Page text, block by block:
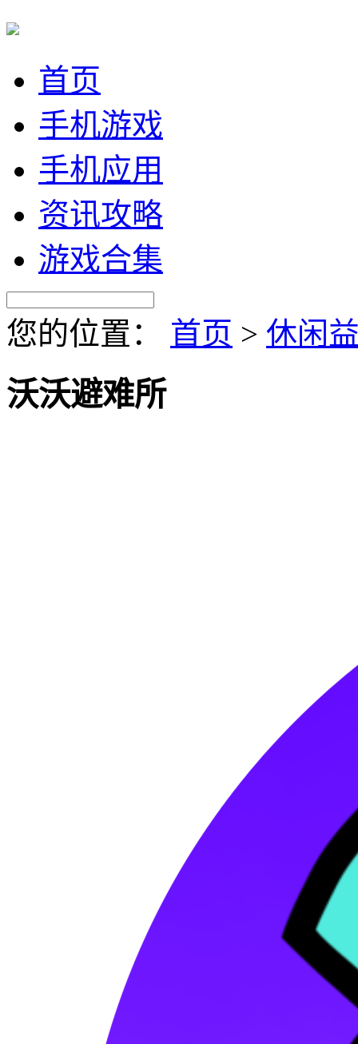
首页
手机游戏
手机应用
资讯攻略
游戏合集
您的位置： 首页 > 休闲
沃沃避难所